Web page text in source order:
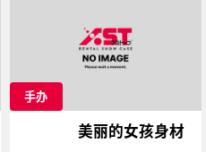
手办
美丽的女孩身材